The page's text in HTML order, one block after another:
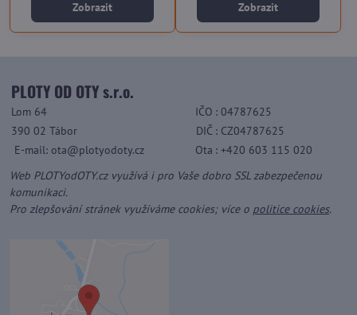
Zobrazit Zobrazit
PLOTY OD OTY s.r.o.
Lom 64 IČO : 04787625
390 02 Tábor
DIČ : CZ04787625
E-mail: ota@plotyodoty.cz
Ota : +420 603 115 020
Web PLOTYodOTY.cz využívá i pro Vaše dobro SSL zabezpečenou
komunikaci.
Pro zlepšování stránek využíváme cookies; více o politice cookies.